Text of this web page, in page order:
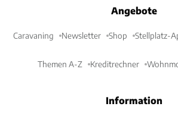
Angebote
Caravaning Newsletter Shop Stellplatz-
Themen A-Z Kreditrechner
Information